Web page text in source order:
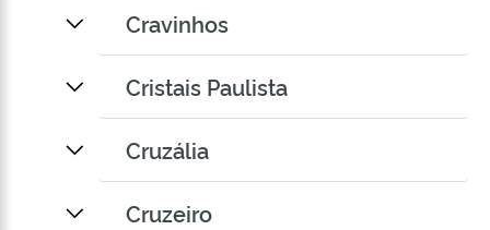
Cravinhos
Cristais Paulista
Cruzália
Cruzeiro